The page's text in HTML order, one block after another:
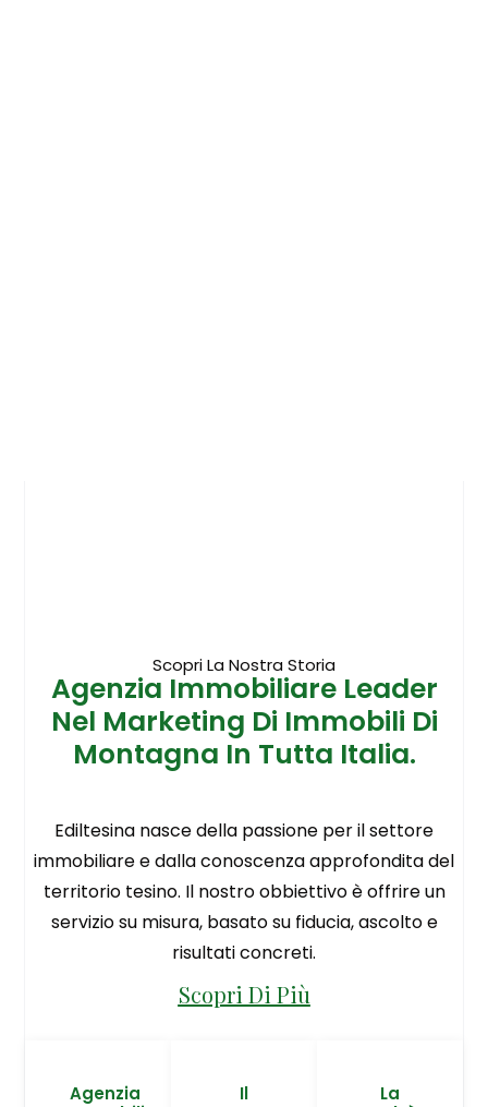
Scopri La Nostra Storia
Agenzia Immobiliare Leader
Nel Marketing Di Immobili Di
Montagna In Tutta Italia.
Ediltesina nasce della passione per il settore
immobiliare e dalla conoscenza approfondita del
territorio tesino. Il nostro obbiettivo è offrire un
servizio su misura, basato su fiducia, ascolto e
risultati concreti.
Scopri Di Più
Agenzia
Il
La